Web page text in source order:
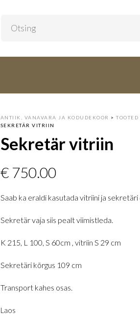
ANTIIK, VANAVARA JA KODUDEKOOR > TOOTED
SEKRETÄR VITRIIN
Sekretär vitriin
€750.00
Saab ka eraldi kasutada vitriini ja sekretäri
Sekretär vaja siis pealt viimistleda.
K 215, L 100, S 60cm , vitriin S 29 cm
Sekretäri kõrgus 109 cm
Transport kahes osas.
Laos